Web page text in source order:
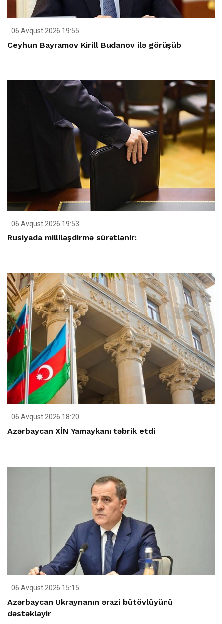
06 Avqust 2026 19:55
Ceyhun Bayramov Kirill Budanov ilə görüşüb
06 Avqust 2026 19:53
Rusiyada milliləşdirmə sürətlənir:
06 Avqust 2026 18:20
Azərbaycan XİN Yamaykanı təbrik etdi
06 Avqust 2026 15:15
Azərbaycan Ukraynanın ərazi bütövlüyünü
dəstəkləyir